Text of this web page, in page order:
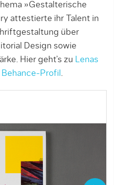
»Gestalterische
attestierte ihr Talent in
über
Design sowie
Hier geht’s zu Lenas
Profil .